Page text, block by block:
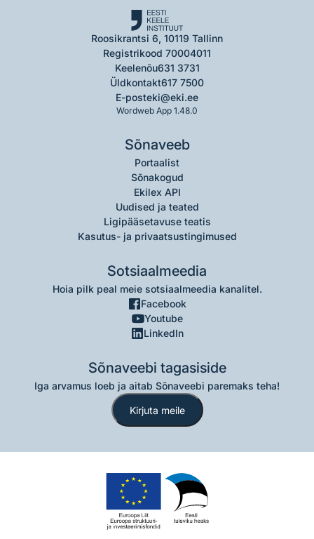
Roosikrantsi 6, 10119 Tallinn
Registrikood 70004011
Keelenõu631 3731
Üldkontakt617 7500
E-posteki@eki.ee
Wordweb App 1.48.0
Sõnaveeb
Portaalist
Sõnakogud
Ekilex API
Uudised ja teated
Ligipääsetavuse teatis
Kasutus- ja privaatsustingimused
Sotsiaalmeedia
Hoia pilk peal meie sotsiaalmeedia kanalitel.
Facebook
Youtube
LinkedIn
Sõnaveebi tagasiside
Iga arvamus loeb ja aitab Sõnaveebi paremaks teha!
Kirjuta meile